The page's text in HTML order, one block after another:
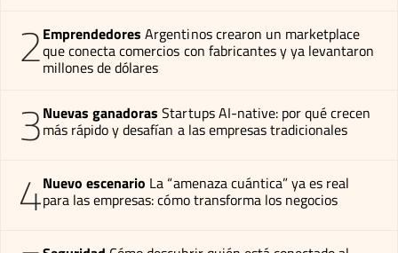
2Emprendedores Argentinos crearon un marketplace
que conecta comercios con fabricantes y ya levantaron
millones de dólares
3Nuevas ganadoras Startups AI-native: por qué crecen
más rápido y desafían a las empresas tradicionales
4Nuevo escenario La “amenaza cuántica” ya es real
para las empresas: cómo transforma los negocios